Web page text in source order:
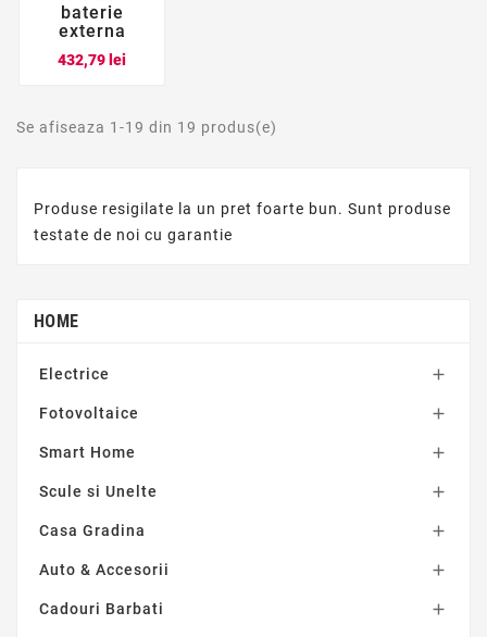
baterie
externa
432,79 lei
Se afiseaza 1-19 din 19 produs(e)
Produse resigilate la un pret foarte bun. Sunt produse
testate de noi cu garantie
HOME
Electrice 
Fotovoltaice 
Smart Home 
Scule si Unelte 
Casa Gradina 
Auto & Accesorii 
Cadouri Barbati 